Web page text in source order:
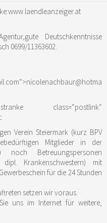
stranke:www.laendleanzeiger.at
Deutschkenntnisse
0699/11363602.
class=“postlink“
:
Verein Steiermark (kurz BPV
Mitglieder in der
noch Betreuungspersonen
dipl. Krankenschwestern) mit
für die 24 Stunden
setzen wir voraus.
uns im Internet für weitere,